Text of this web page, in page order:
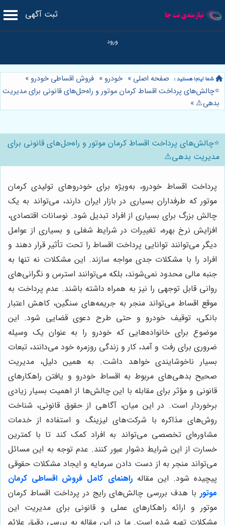
ثبت آگهی
صفحه اصلی » خودرو » فروش اقساطی خودرو »
⭐️چالش‌های پرداخت اقساط کرمان موتور و راه‌حل‌های قانونی برای مدیریت
بدهی⚠️»
⭐️چالش‌های پرداخت اقساط کرمان موتور و راه‌حل‌های قانونی برای
مدیریت بدهی⚠️
پرداخت اقساط خودرو، به‌ویژه برای خودروهای تولیدی کرمان
موتور که طرفداران بسیاری در بازار ایران دارند، می‌تواند به یک
چالش بزرگ برای بسیاری از افراد تبدیل شود. نوسانات اقتصادی،
افزایش نرخ بهره، تغییرات در شرایط شغلی و بسیاری از عوامل
دیگر می‌توانند توانایی پرداخت اقساط را تحت تأثیر قرار دهند و
افراد را با مشکلات جدی مواجه سازند. این مشکلات نه تنها به
جنبه مالی محدود نمی‌شوند، بلکه می‌توانند استرس و نگرانی‌های
روانی قابل توجهی را نیز به همراه داشته باشند. عدم پرداخت به
موقع اقساط می‌تواند منجر به جریمه‌های سنگین، کاهش اعتبار
بانکی، توقیف خودرو و حتی طرح دعوی قضایی شود. این
موضوع برای خانواده‌هایی که خودرو را به عنوان یک وسیله
ضروری برای رفت و آمد، کار و زندگی روزمره خود می‌دانند، تبعات
بسیار ناخوشایندی خواهد داشت. به همین دلیل، مدیریت
صحیح بدهی‌های مربوط به اقساط خودرو و یافتن راهکارهای
قانونی و مؤثر برای مقابله با این چالش‌ها از اهمیت بسیار زیادی
برخوردار است. در این میان، آگاهی از حقوق قانونی، شناخت
روش‌های مذاکره با شرکت‌های لیزینگ و استفاده از خدمات
مشاوره‌ای تخصصی می‌تواند به افراد کمک کند تا با کمترین
خسارت از این شرایط دشوار عبور کنند. عدم توجه به این مسائل
می‌تواند منجر به از دست دادن سرمایه و ایجاد مشکلات حقوقی
پیچیده شود. این مقالهراهنمای کامل فروش اقساطی کرمان
موتور با هدف بررسی چالش‌های رایج در پرداخت اقساط کرمان
موتور و ارائه راهکارهای عملی و قانونی برای مدیریت این
مشکلات تهیه شده است. ما در این مقاله به بررسی دقیق علائم